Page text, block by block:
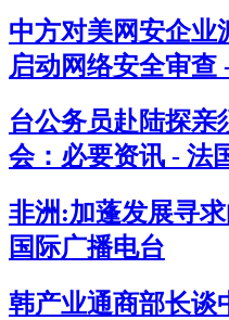
中方对美网安企业
启动网络安全审查
台公务员赴陆探亲
会：必要资讯 - 法
非洲:加蓬发展寻
国际广播电台
韩产业通商部长谈